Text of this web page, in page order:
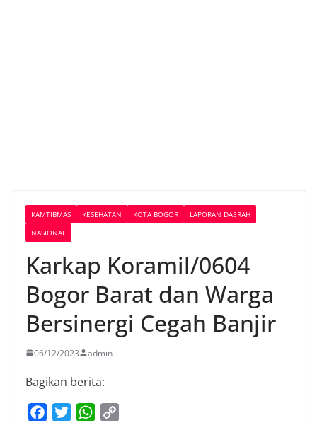
KAMTIBMAS KESEHATAN KOTA BOGOR
LAPORAN DAERAH
NASIONAL
Karkap Koramil/0604
Bogor Barat dan Warga
Bersinergi Cegah Banjir
06/12/2023 admin
Bagikan berita:
W